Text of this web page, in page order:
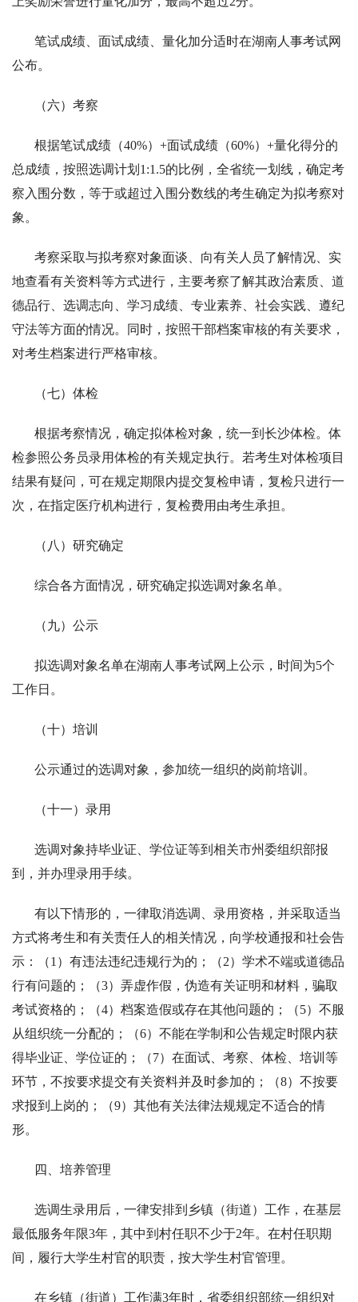
笔试成绩、面试成绩、量化加分适时在湖南人事考试网
公布。
（六）考察
根据笔试成绩（40%）+面试成绩（60%）+量化得分的
总成绩，按照选调计划1:1.5的比例，全省统一划线，确定考
察入围分数，等于或超过入围分数线的考生确定为拟考察对
象。
考察采取与拟考察对象面谈、向有关人员了解情况、实
地查看有关资料等方式进行，主要考察了解其政治素质、道
德品行、选调志向、学习成绩、专业素养、社会实践、遵纪
守法等方面的情况。同时，按照干部档案审核的有关要求，
对考生档案进行严格审核。
（七）体检
根据考察情况，确定拟体检对象，统一到长沙体检。体
检参照公务员录用体检的有关规定执行。若考生对体检项目
结果有疑问，可在规定期限内提交复检申请，复检只进行一
次，在指定医疗机构进行，复检费用由考生承担。
（八）研究确定
综合各方面情况，研究确定拟选调对象名单。
（九）公示
拟选调对象名单在湖南人事考试网上公示，时间为5个
工作日。
（十）培训
公示通过的选调对象，参加统一组织的岗前培训。
（十一）录用
选调对象持毕业证、学位证等到相关市州委组织部报
到，并办理录用手续。
有以下情形的，一律取消选调、录用资格，并采取适当
方式将考生和有关责任人的相关情况，向学校通报和社会告
示：（1）有违法违纪违规行为的；（2）学术不端或道德品
行有问题的；（3）弄虚作假，伪造有关证明和材料，骗取
考试资格的；（4）档案造假或存在其他问题的；（5）不服
从组织统一分配的；（6）不能在学制和公告规定时限内获
得毕业证、学位证的；（7）在面试、考察、体检、培训等
环节，不按要求提交有关资料并及时参加的；（8）不按要
求报到上岗的；（9）其他有关法律法规规定不适合的情
形。
四、培养管理
选调生录用后，一律安排到乡镇（街道）工作，在基层
最低服务年限3年，其中到村任职不少于2年。在村任职期
间，履行大学生村官的职责，按大学生村官管理。
在乡镇（街道）工作满3年时，省委组织部统一组织对